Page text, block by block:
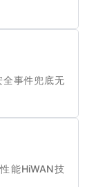
事件兜底无
能HiWAN技